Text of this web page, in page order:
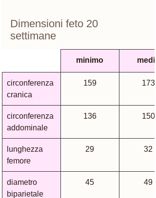
Dimensioni feto 20
settimane
minimo medio
circonferenza
cranica
159 173
circonferenza
addominale
136 150
lunghezza
femore
29 32
diametro
biparietale
45 49